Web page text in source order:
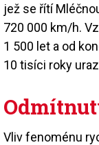
jež se řítí
720 000 km/h.
1 500 let a od
10 tisíci roky
Vliv fenoménu